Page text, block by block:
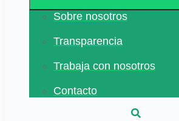
Sobre nosotros
Transparencia
Trabaja con nosotros
Contacto